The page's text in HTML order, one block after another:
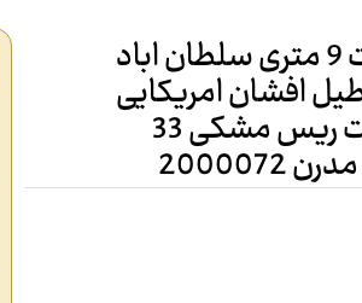
فرش دست بافت 9 متری سلطان اباد
مستطیل افشان امریکایی
30 رج پشم دست ریس مشکی 33